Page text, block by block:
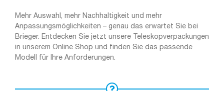
Mehr Auswahl, mehr Nachhaltigkeit und mehr
Anpassungsmöglichkeiten – genau das erwartet Sie bei
Brieger. Entdecken Sie jetzt unsere Teleskopverpackungen
in unserem Online Shop und finden Sie das passende
Modell für Ihre Anforderungen.